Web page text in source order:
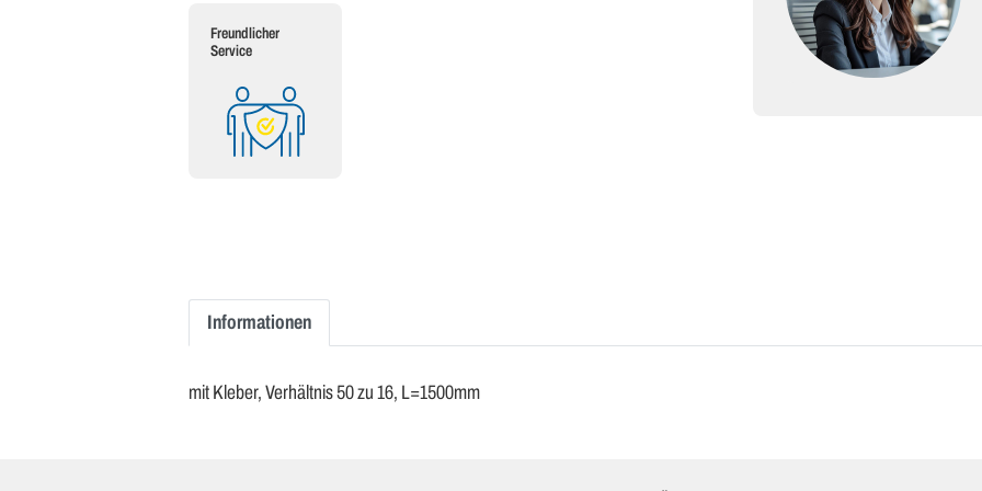
Freundlicher
Service
Informationen
mit Kleber, Verhältnis 50 zu 16, L=1500mm